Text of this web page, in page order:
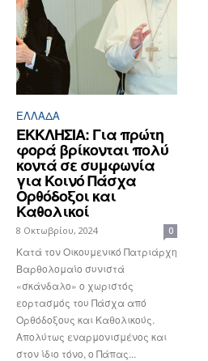
ΕΛΛΆΔΑ
ΕΚΚΛΗΣΙΑ: Για πρώτη
φορά βρίκονται πολύ
κοντά σε συμφωνία
για Κοινό Πάσχα
Ορθόδοξοι και
Καθολικοί
8 Οκτωβρίου, 2024 0
Κατά τον Οικουμενικό Πατριάρχη
Βαρθολομαίο συνιστά
«σκάνδαλο» ο χωριστός
εορτασμός του Πάσχα από
Ορθόδοξους και Καθολικούς.
Απολύτως εναρμονισμένος και
στον ίδιο τόνο, ο Πάπας...